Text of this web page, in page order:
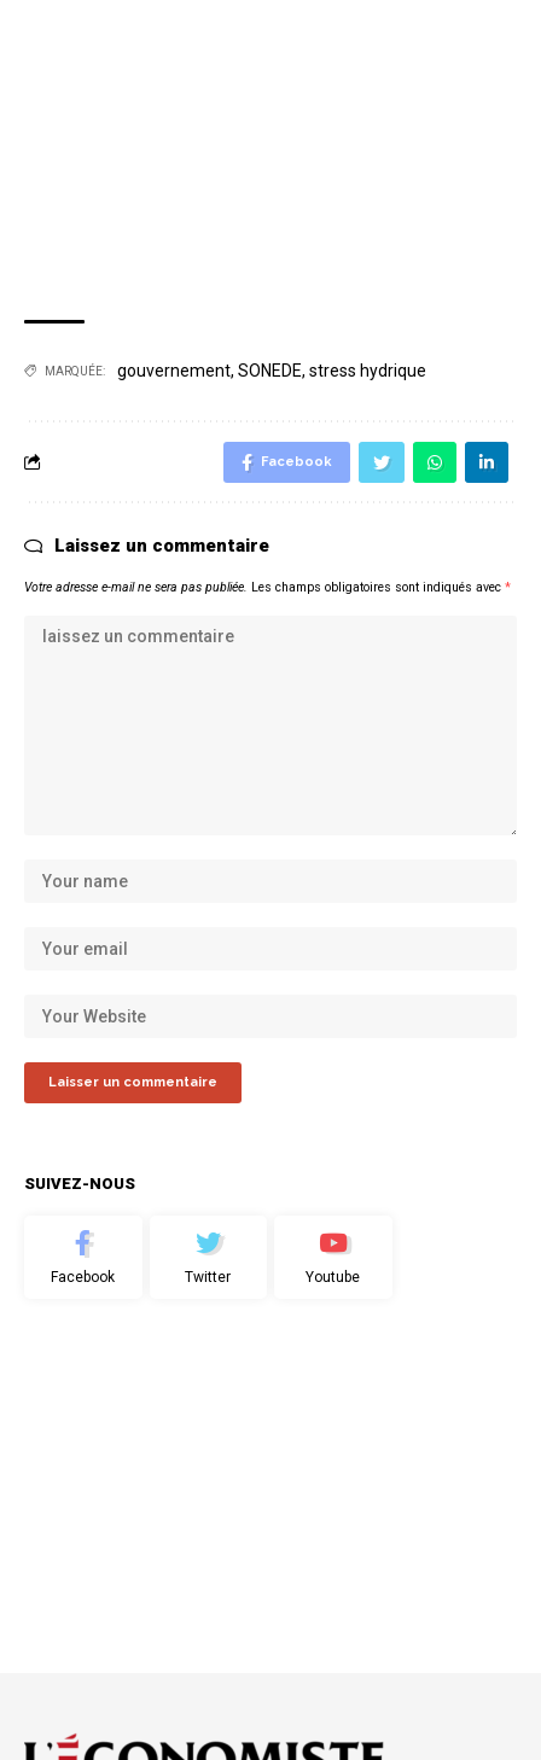
MARQUÉE: gouvernement, SONEDE, stress hydrique
Facebook
Laissez un commentaire
Votre adresse e-mail ne sera pas publiée. Les champs obligatoires sont indiqués avec *
SUIVEZ-NOUS
Facebook Twitter Youtube